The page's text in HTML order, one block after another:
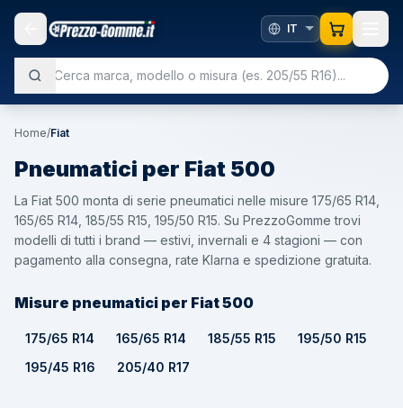
Home/Fiat
Pneumatici per Fiat 500
La Fiat 500 monta di serie pneumatici nelle misure 175/65 R14,
165/65 R14, 185/55 R15, 195/50 R15. Su PrezzoGomme trovi
modelli di tutti i brand — estivi, invernali e 4 stagioni — con
pagamento alla consegna, rate Klarna e spedizione gratuita.
Misure pneumatici per Fiat 500
175/65 R14 165/65 R14 185/55 R15
195/50 R15
195/45 R16
205/40 R17